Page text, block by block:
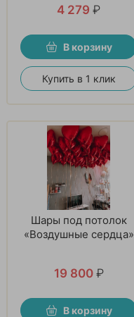
4 279 ₽
В корзину
Купить в 1 клик
Шары под потолок
«Воздушные сердца»
19 800 ₽
В корзину